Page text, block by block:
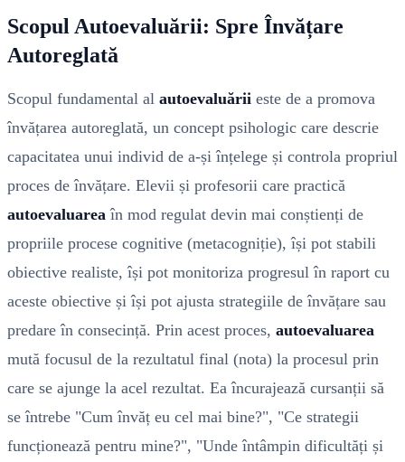
Scopul Autoevaluării: Spre Învățare
Autoreglată
Scopul fundamental al autoevaluării este de a promova
învățarea autoreglată, un concept psihologic care descrie
capacitatea unui individ de a-și înțelege și controla propriul
proces de învățare. Elevii și profesorii care practică
autoevaluarea în mod regulat devin mai conștienți de
propriile procese cognitive (metacogniție), își pot stabili
obiective realiste, își pot monitoriza progresul în raport cu
aceste obiective și își pot ajusta strategiile de învățare sau
predare în consecință. Prin acest proces, autoevaluarea
mută focusul de la rezultatul final (nota) la procesul prin
care se ajunge la acel rezultat. Ea încurajează cursanții să
se întrebe "Cum învăț eu cel mai bine?", "Ce strategii
funcționează pentru mine?", "Unde întâmpin dificultăți și